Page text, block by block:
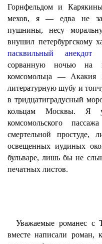
Горнфельдом и
мехов, я — едва не
пушнины, несу
внушил петербургскому
пасквильный
сорванную ночью на
комсомольца — Акакия
литературную шубу и
в тридцатиградусный
кольцам Москвы. Я
комсомольского
смертельной простуде,
освещенных иудиных
бульваре, лишь бы не
печатных листов.
Уважаемые романес с
вместе написали